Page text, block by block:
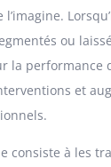
ou
la performance
et
consiste à les